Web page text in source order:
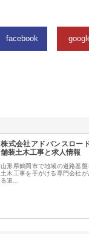
facebook
株式会社アドバンスロー
舗装土木工事と求人情報
山形県鶴岡市で地域の道路基
土木工事を手がける専門会社
る道…